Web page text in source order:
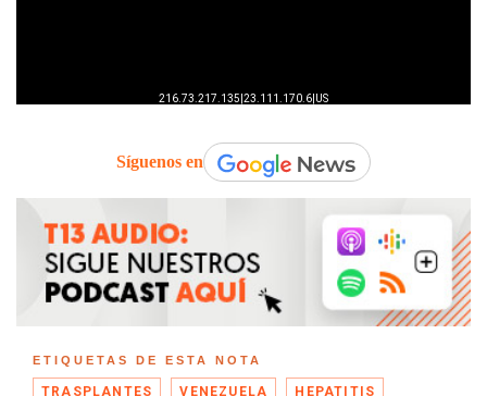
Síguenos en
ETIQUETAS DE ESTA NOTA
TRASPLANTES VENEZUELA HEPATITIS